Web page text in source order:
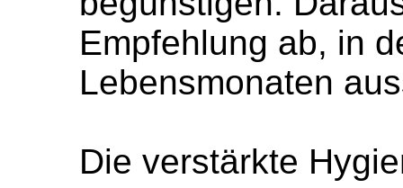
Empfehlung ab, in
Lebensmonaten
Die verstärkte